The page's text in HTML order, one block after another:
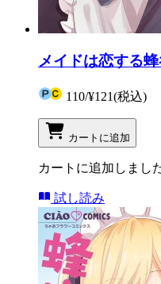
メイドは恋する
110/¥121(税込)
カートに追加
カートに追加しまし
試し読み